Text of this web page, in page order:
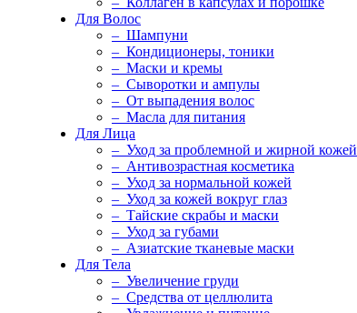
Для Волос
– Шампуни
– Кондиционеры, тоники
– Маски и кремы
– Сыворотки и ампулы
– От выпадения волос
– Масла для питания
Для Лица
– Уход за проблемной и жирной кожей
– Антивозрастная косметика
– Уход за нормальной кожей
– Уход за кожей вокруг глаз
– Тайские скрабы и маски
– Уход за губами
– Азиатские тканевые маски
Для Тела
– Увеличение груди
– Средства от целлюлита